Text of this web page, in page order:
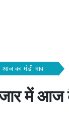
आज का मंडी भाव
में आज